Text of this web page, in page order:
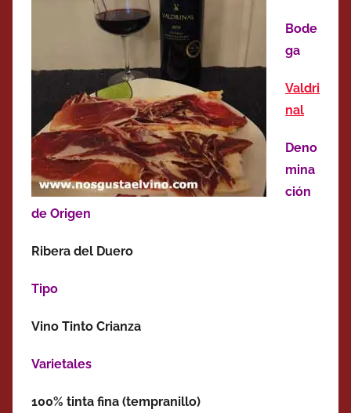
Bode
ga
Valdri
nal
Deno
mina
ción
de Origen
Ribera del Duero
Tipo
Vino Tinto Crianza
Varietales
100% tinta fina (tempranillo)